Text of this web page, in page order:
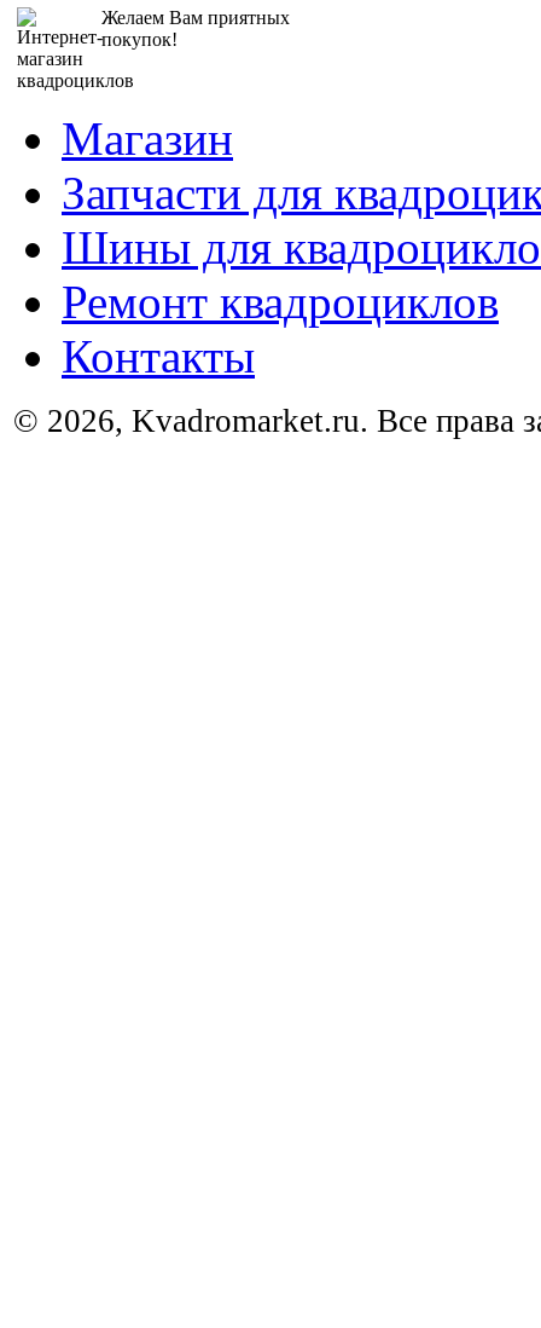
Желаем Вам приятных
покупок!
Магазин
Запчасти для
Шины для
Ремонт квадроциклов
Контакты
© 2026, Kvadromarket.ru. Все права